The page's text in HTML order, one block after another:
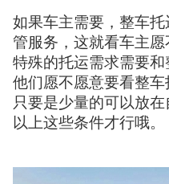
如果车主需要，整车
管服务，这就看车主
特殊的托运需求需要和
他们愿不愿意要看整
只要是少量的可以放
以上这些条件才行哦。